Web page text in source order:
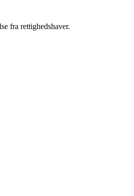
fra rettighedshaver.